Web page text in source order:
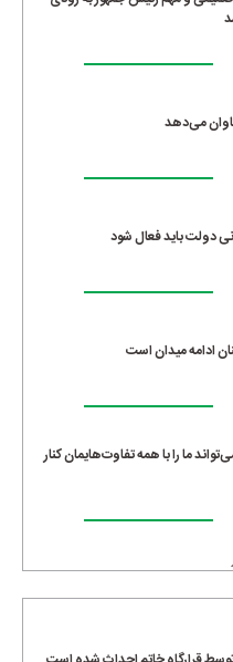
تاوان می‌دهد
دولت باید فعال شود
ادامه میدان است
ما را با همه تفاوت‌هایمان کنار